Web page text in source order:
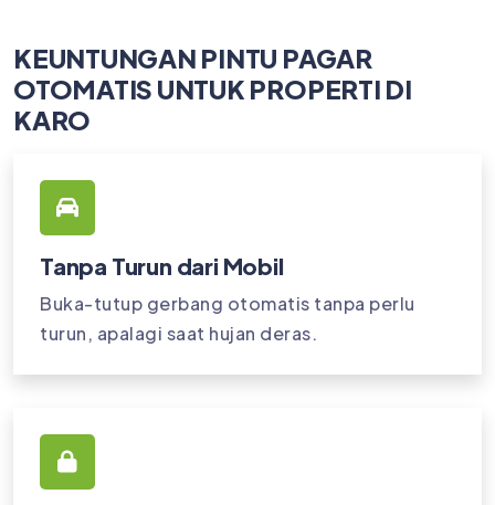
KEUNTUNGAN PINTU PAGAR
OTOMATIS UNTUK PROPERTI DI
KARO
Tanpa Turun dari Mobil
Buka-tutup gerbang otomatis tanpa perlu
turun, apalagi saat hujan deras.